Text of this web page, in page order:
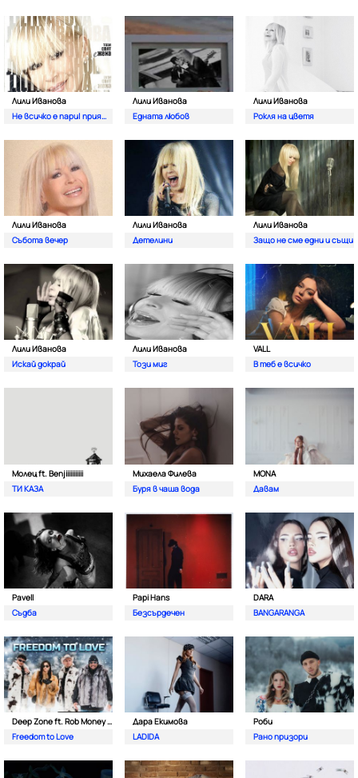
Лили Иванова
Не всичко е пари| приятелю
Лили Иванова
Едната любов
Лили Иванова
Рокля на цветя
Лили Иванова
Събота вечер
Лили Иванова
Детелини
Лили Иванова
Защо не сме едни и същи
Лили Иванова
Искай докрай
Лили Иванова
Този миг
VALL
В теб е всичко
Молец ft. Benjiiiiiiiiiii
ТИ КАЗА
Михаела Филева
Буря в чаша вода
MONA
Давам
Pavell
Съдба
Papi Hans
Безсърдечен
DARA
BANGARANGA
Deep Zone ft. Rob Money (C-Block)
Freedom to Love
Дара Екимова
LADIDA
Роби
Рано призори